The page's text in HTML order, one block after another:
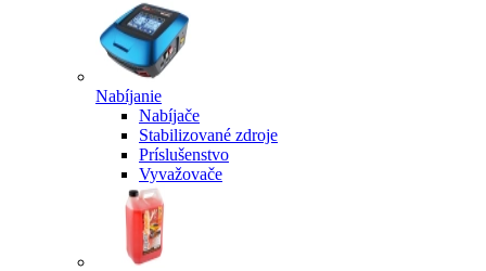
Nabíjanie
Nabíjače
Stabilizované zdroje
Príslušenstvo
Vyvažovače